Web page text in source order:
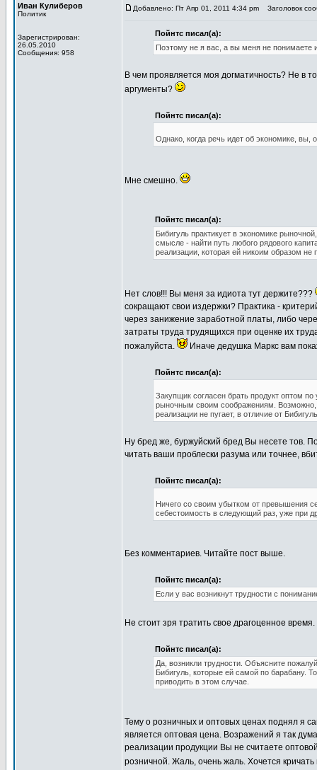
Иван Кулиберов
Политик
Зарегистрирован:
26.05.2010
Сообщения: 958
Добавлено: Пт Апр 01, 2011 4:34 pm Заголовок
Пойнтс писал(а):
Поэтому не я вас, а вы меня не понимаете
В чем проявляется моя догматичность? Не в
аргументы?
Пойнтс писал(а):
Однако, когда речь идет об экономике, вы,
Мне смешно.
Пойнтс писал(а):
Бибигуль практикует в экономике
смысле - найти путь любого рядового
реализации, которая ей никоим образом не
Нет слов!!! Вы меня за идиота тут держите???
сокращают свои издержки? Практика -
через занижение заработной платы, либо
затраты труда трудящихся при оценке их
пожалуйста.
Иначе дедушка Маркс вам
Пойнтс писал(а):
Закупщик согласен брать продукт оптом
рыночным своим соображениям. Возможно,
реализации не пугает, в отличие от
Ну бред же, буржуйский бред Вы несете тов.
читать ваши проблески разума или точнее,
Пойнтс писал(а):
Ничего со своим убытком от превышения
себестоимость в следующий раз, уже при
Без комментариев. Читайте пост выше.
Пойнтс писал(а):
Если у вас возникнут трудности с
Не стоит зря тратить свое драгоценное
Пойнтс писал(а):
Да, возникли трудности. Объясните
Бибигуль, которые ей самой по барабану.
приводить в этом случае.
Тему о розничных и оптовых ценах поднял я
является оптовая цена. Возражений я так
реализации продукции Вы не считаете
розничной. Жаль, очень жаль. Хочется